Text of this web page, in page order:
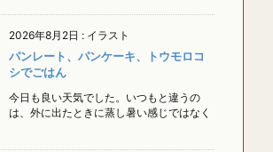
2026年8月2日 : イラスト
パンレート、パンケーキ、トウモロコ
シでごはん
今日も良い天気でした。いつもと違うの
は、外に出たときに蒸し暑い感じではなく